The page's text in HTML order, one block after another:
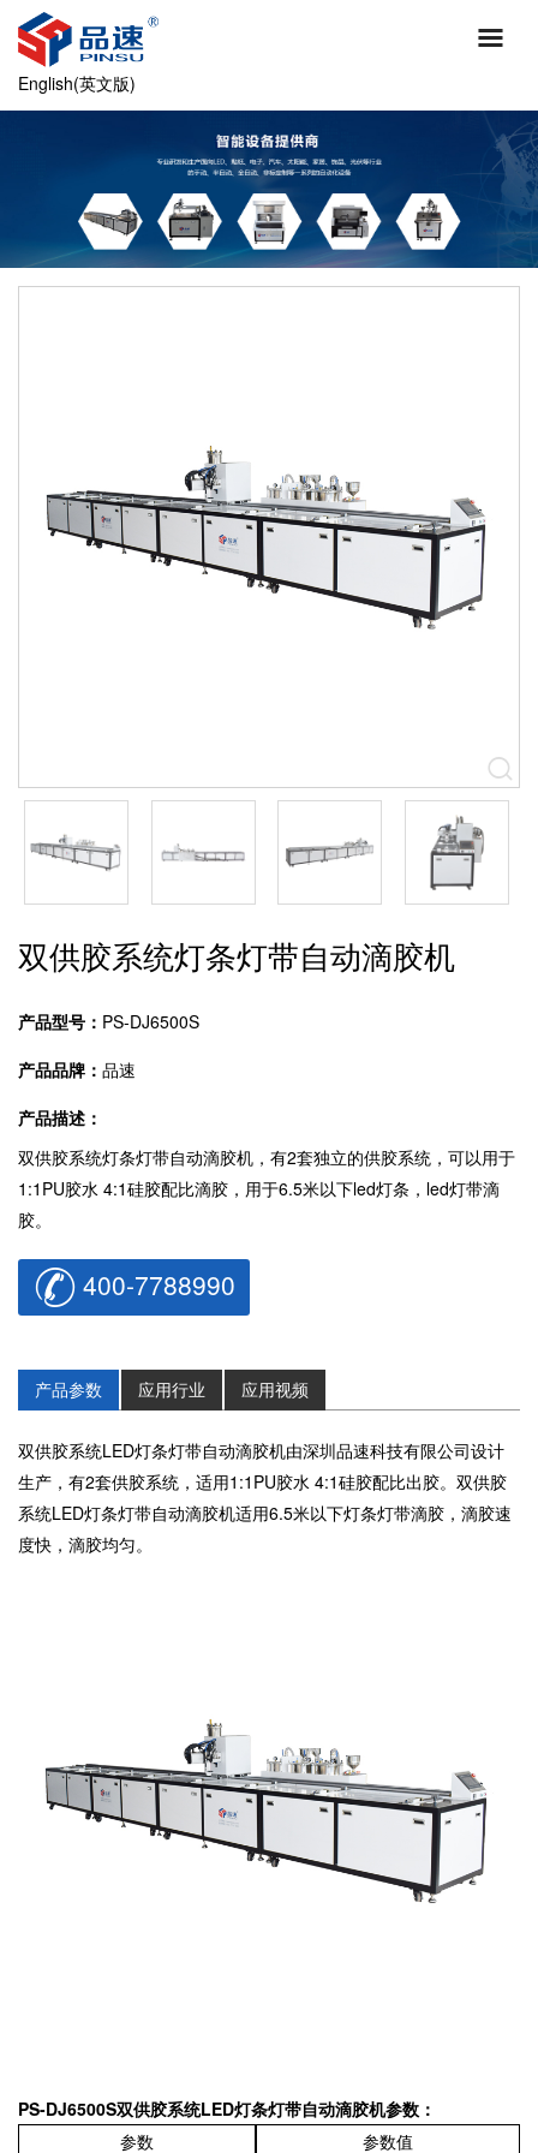
English(英文版)
双供胶系统灯条灯带自动滴胶机
产品型号： PS-DJ6500S
产品品牌： 品速
产品描述：
双供胶系统灯条灯带自动滴胶机，有2套独立的供胶系统，可以用于
1:1PU胶水 4:1硅胶配比滴胶，用于6.5米以下led灯条，led灯带滴
胶。
400-7788990
产品参数 应用行业 应用视频
双供胶系统LED灯条灯带自动滴胶机由深圳品速科技有限公司设计
生产，有2套供胶系统，适用1:1PU胶水 4:1硅胶配比出胶。双供胶
系统LED灯条灯带自动滴胶机适用6.5米以下灯条灯带滴胶，滴胶速
度快，滴胶均匀。
PS-DJ6500S双供胶系统LED灯条灯带自动滴胶机参数：
参数 参数值